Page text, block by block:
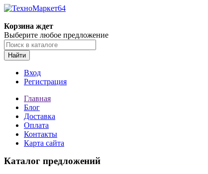
Корзина ждет
Выберите любое предложение
Найти
Вход
Регистрация
Главная
Блог
Доставка
Оплата
Контакты
Карта сайта
Каталог предложений